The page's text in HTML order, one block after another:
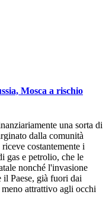
Mosca a rischio
una sorta di
dalla comunità
costantemente i
gas e petrolio, che le
nonché l'invasione
Paese, già fuori dai
attrattivo agli occhi